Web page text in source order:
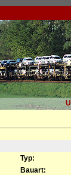
Typ:
Bauart: